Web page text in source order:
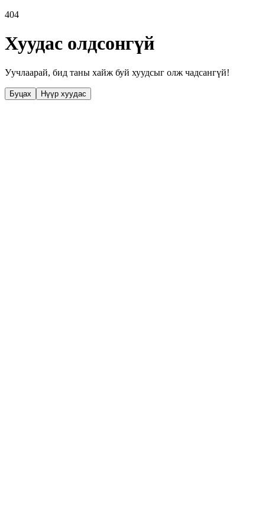
404
Хуудас олдсонгүй
Уучлаарай, бид таны хайж буй хуудсыг олж чадсангүй!
Буцах Нүүр хуудас